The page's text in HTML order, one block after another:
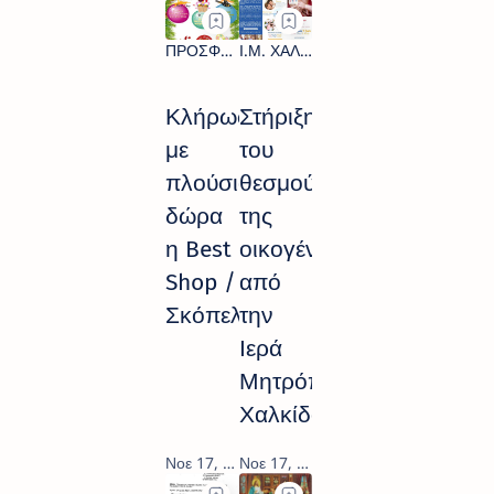
Κλήρωση
με
πλούσια
δώρα
η Best
Shop /
Σκόπελος
Στήριξη
του
θεσμού
της
οικογένειας
από
την
Ιερά
Μητρόπολη
Χαλκίδος